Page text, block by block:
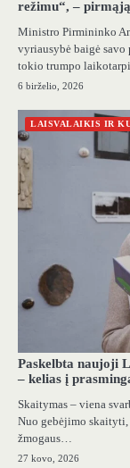
režimu“, –
Ministro Pirmininko
vyriausybė baigė
tokio trumpo
6 birželio, 2026
LAISVALAIKIS IR
Paskelbta naujoji
– kelias į
Skaitymas – viena
Nuo gebėjimo
žmogaus…
27 kovo, 2026